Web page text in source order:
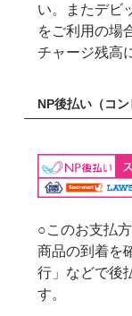
い。またデビ
をご利用の場
チャージ残高
NP後払い（コ
○このお支払
商品の到着を
行」などで後
す。